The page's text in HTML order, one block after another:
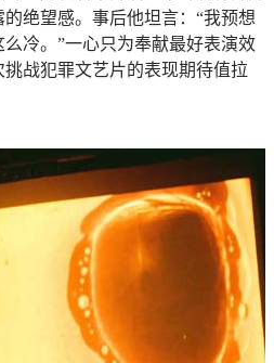
绝望感。事后他坦言：“我预想
冷。”一心只为奉献最好表演效
战犯罪文艺片的表现期待值拉